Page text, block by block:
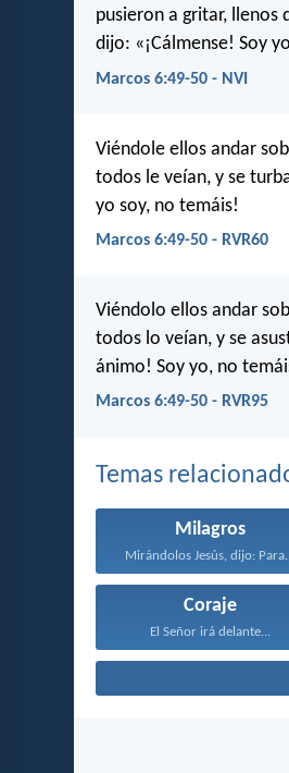
pusieron a gritar, llenos
dijo: «¡Cálmense! Soy
Marcos 6:49-50 - NVI
Viéndole ellos andar
todos le veían, y se
yo soy, no temáis!
Marcos 6:49-50 - RVR60
Viéndolo ellos andar
todos lo veían, y se
ánimo! Soy yo, no
Marcos 6:49-50 - RVR95
Temas
Milagros
Mirándolos Jesús, dijo:
Coraje
El Señor irá delante...